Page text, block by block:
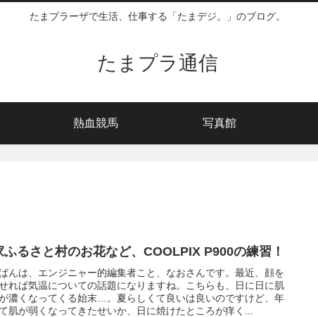
たまプラーザで生活、仕事する「たまデジ。」のブログ。
たまプラ通信
熱血競馬 写真館
ふるさと村のお花など、COOLPIX P900の練習！
んは、エンジニャー的編集者こと、なおさんです。最近、顔を
れば気温についての話題になりますね。こちらも、日に日に肌
濃くなってくる始末…。夏らしくて良いは良いのですけど、年
肌が弱くなってきたせいか、日に焼けたところが痒く...